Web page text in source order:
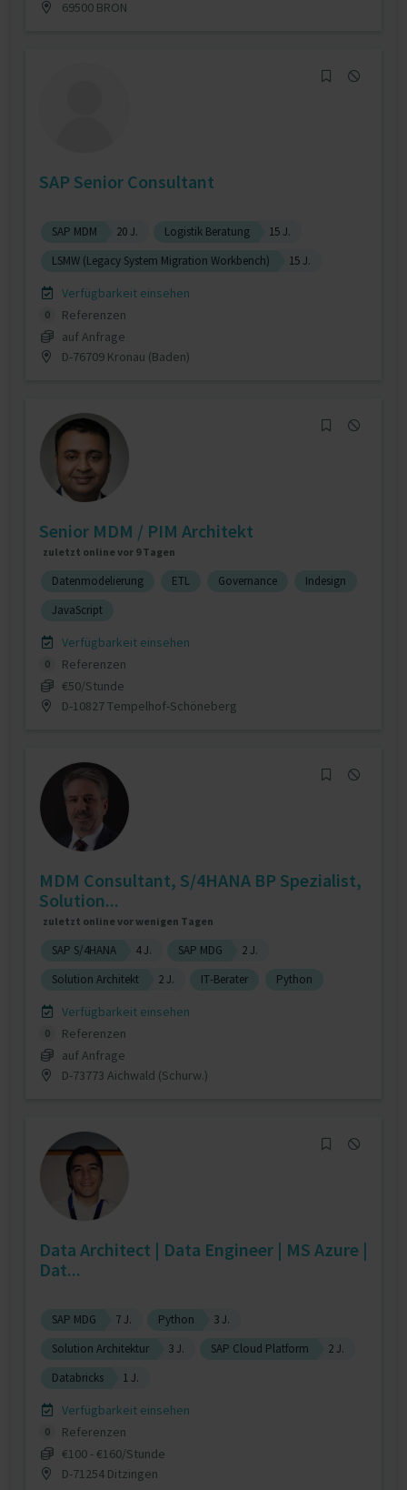
69500 BRON
SAP Senior Consultant
SAP MDM 20 J. Logistik Beratung
15 J.
LSMW (Legacy System Migration Workbench)
15 J.
Verfügbarkeit einsehen
0
Referenzen
auf Anfrage
D-76709 Kronau (Baden)
Senior MDM / PIM Architekt
zuletzt online vor 9 Tagen
Datenmodelierung ETL Governance
Indesign
JavaScript
Verfügbarkeit einsehen
0
Referenzen
€50/Stunde
D-10827 Tempelhof-Schöneberg
MDM Consultant, S/4HANA BP Spezialist,
Solution...
zuletzt online vor wenigen Tagen
SAP S/4HANA 4 J. SAP MDG
2 J.
Solution Architekt
2 J. IT-Berater Python
Verfügbarkeit einsehen
0
Referenzen
auf Anfrage
D-73773 Aichwald (Schurw.)
Data Architect | Data Engineer | MS Azure |
Dat...
SAP MDG 7 J. Python
3 J.
Solution Architektur
3 J. SAP Cloud Platform
2 J.
Databricks
1 J.
Verfügbarkeit einsehen
0
Referenzen
€100 - €160/Stunde
D-71254 Ditzingen